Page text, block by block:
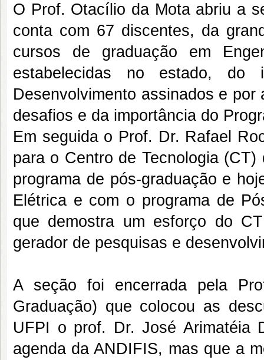
O Prof. Otacílio da Mota abriu a
conta com 67 discentes, da
cursos de graduação em
estabelecidas no estado, do
Desenvolvimento assinados e
desafios e da importância do
Em seguida o Prof. Dr. Rafael
para o Centro de Tecnologia
programa de pós-graduação e
Elétrica e com o programa de
que demostra um esforço do
gerador de pesquisas e
A seção foi encerrada pela
Graduação) que colocou as
UFPI o prof. Dr. José Arimatéia
agenda da ANDIFIS, mas que a